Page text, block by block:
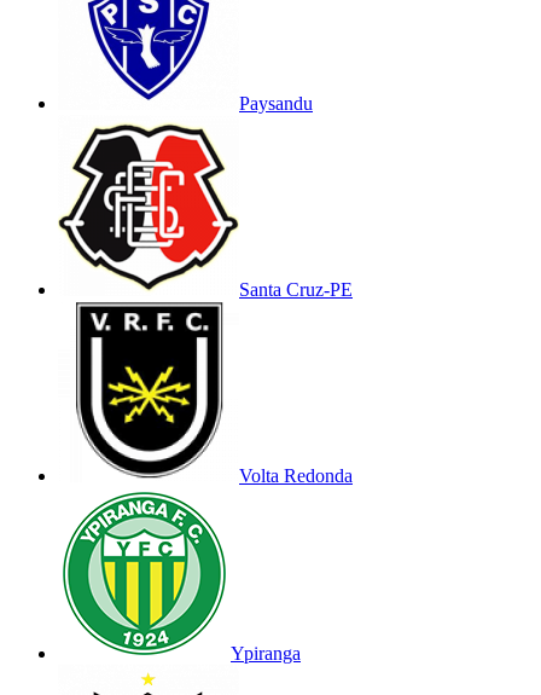
Paysandu
Santa Cruz-PE
Volta Redonda
Ypiranga